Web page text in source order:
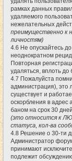
рамках данных
удаляемого
нежелательных
преимущественно к
личностям)
4.6 Не опускайтесь
неоднократном
Повторная
удаляться, вплоть до
4.7 Пожалуйста
администрация), это
существует и
оскорбления в
баном на срок 30
(это относится к
статуса, кол-ва
4.8 Решение о 30-ти
Администратор
принимают
подлежит